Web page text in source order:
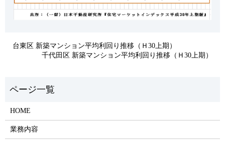
台東区 新築マンション平均利回り推移（Ｈ30上期）
千代田区 新築マンション平均利回り推移（Ｈ30上期）
HOME
業務内容